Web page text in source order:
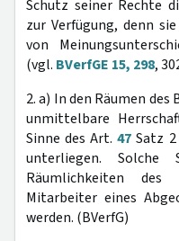
Schutz seiner Rechte
zur Verfügung, denn
von
(vgl. BVerfGE 15, 298,
2. a) In den Räumen
unmittelbare
Sinne des Art.47 Satz
unterliegen. Solche
Räumlichkeiten
Mitarbeiter eines
werden. (BVerfG)